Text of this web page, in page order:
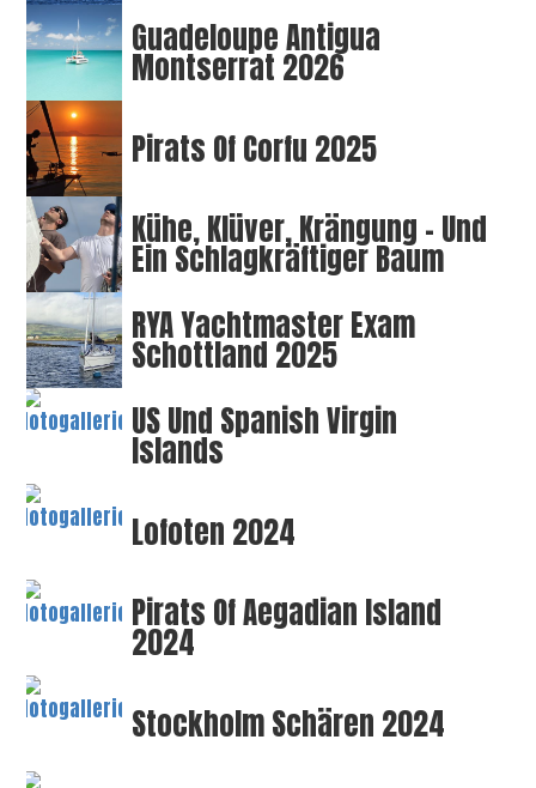
Guadeloupe Antigua
Montserrat 2026
Pirats Of Corfu 2025
Kühe, Klüver, Krängung – Und
Ein Schlagkräftiger Baum
RYA Yachtmaster Exam
Schottland 2025
US Und Spanish Virgin
Islands
Lofoten 2024
Pirats Of Aegadian Island
2024
Stockholm Schären 2024